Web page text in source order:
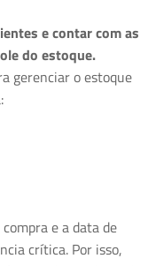
e contar com as
do estoque.
gerenciar o estoque
e a data de
crítica. Por isso,